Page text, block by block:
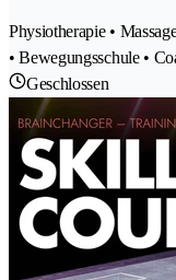
Physiotherapie •
• Bewegungsschule •
Geschlossen